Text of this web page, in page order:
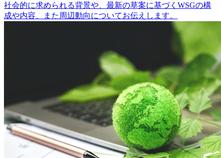
社会的に求められる背景や、最新の草案に基づくWSGの構
成や内容、また周辺動向についてお伝えします。